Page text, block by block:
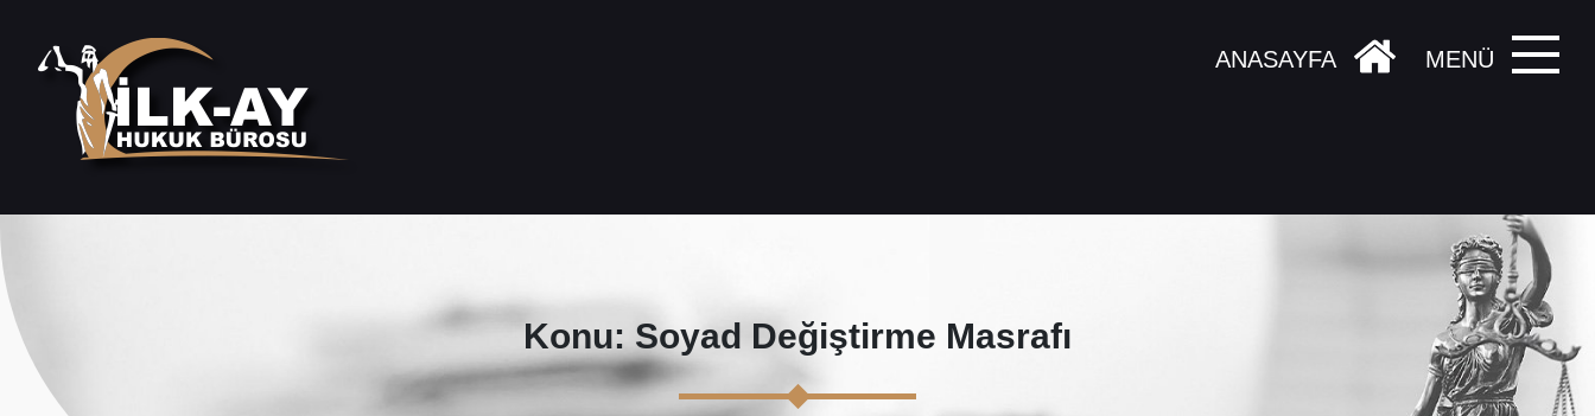
MENÜ
ANASAYFA
Konu: Soyad Değiştirme Masrafı